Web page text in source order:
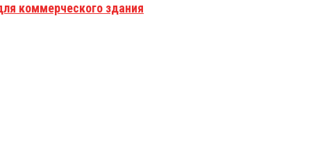
коммерческого здания